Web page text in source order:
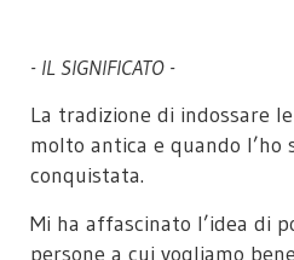
- IL SIGNIFICATO -
La tradizione di indossare
molto antica e quando l’ho
conquistata.
Mi ha affascinato l’idea di
persone a cui vogliamo